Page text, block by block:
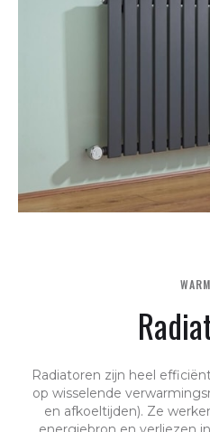
Radiatoren zijn heel
op wisselende
en afkoeltijden). Ze